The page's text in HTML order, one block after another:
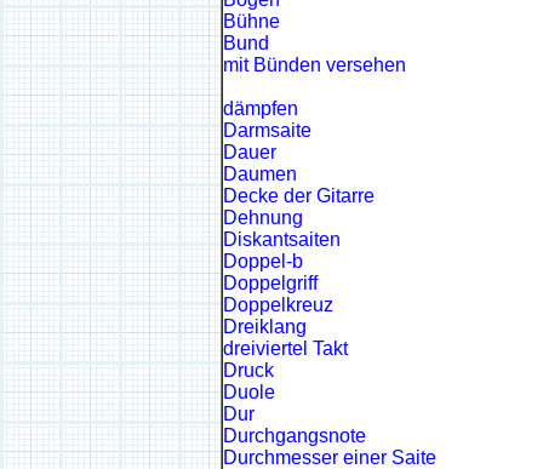
Bühne
Bund
mit Bünden versehen
dämpfen
Darmsaite
Dauer
Daumen
Decke der Gitarre
Dehnung
Diskantsaiten
Doppel-b
Doppelgriff
Doppelkreuz
Dreiklang
dreiviertel Takt
Druck
Duole
Dur
Durchgangsnote
Durchmesser einer Saite